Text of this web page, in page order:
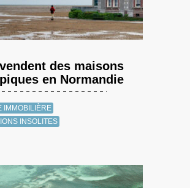
des maisons
en Normandie
IMMOBILIÈRE
INSOLITES